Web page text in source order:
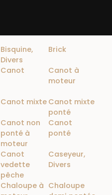
Bisquine,
Divers
Brick
Canot
Canot à
moteur
Canot mixte Canot mixte
ponté
Canot non
ponté à
moteur
Canot
ponté
Canot
vedette
pêche
Caseyeur,
Divers
Chaloupe à Chaloupe